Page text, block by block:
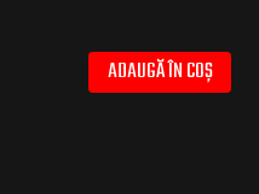
ADAUGĂ ÎN COȘ